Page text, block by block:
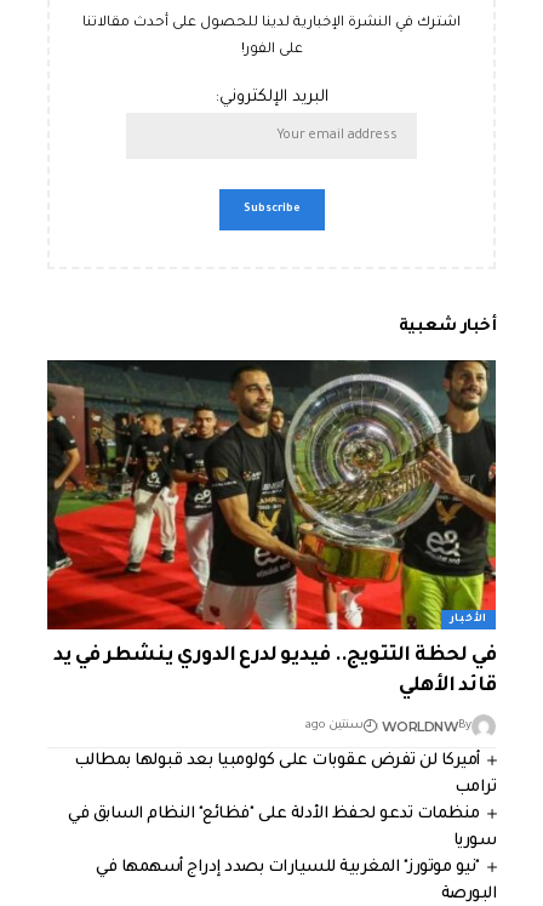
اشترك في النشرة الإخبارية لدينا للحصول على أحدث مقالاتنا
على الفور!
البريد الإلكتروني:
أخبار شعبية
الأخبار
في لحظة التتويج.. فيديو لدرع الدوري ينشطر في يد
قائد الأهلي
By
WORLDNW سنتين ago
أميركا لن تفرض عقوبات على كولومبيا بعد قبولها بمطالب
ترامب
منظمات تدعو لحفظ الأدلة على "فظائع" النظام السابق في
سوريا
"نيو موتورز" المغربية للسيارات بصدد إدراج أسهمها في
البورصة